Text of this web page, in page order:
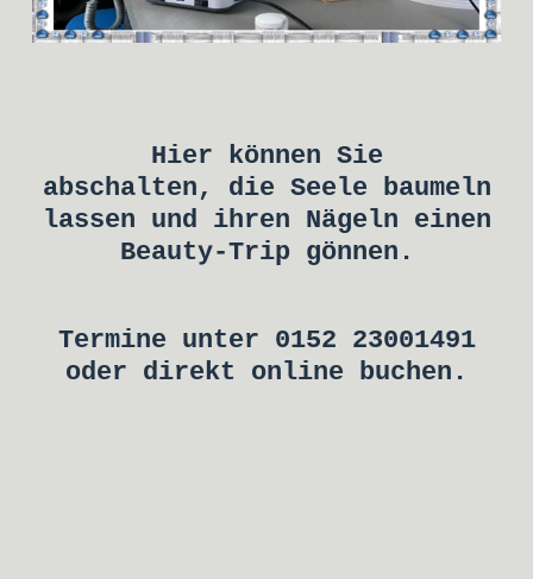
Hier können Sie
abschalten, die Seele baumeln
lassen und ihren Nägeln einen
Beauty-Trip gönnen.
Termine unter 0152 23001491
oder direkt online buchen.